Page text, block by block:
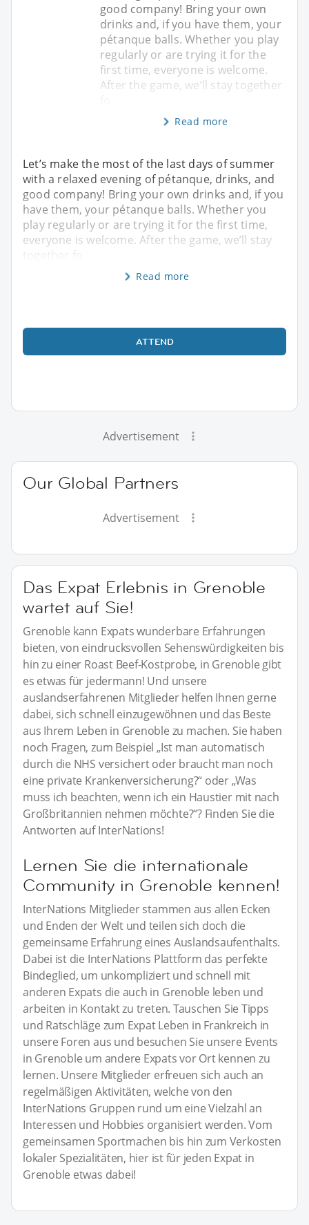
good company! Bring your own
drinks and, if you have them, your
pétanque balls. Whether you play
regularly or are trying it for the
first time, everyone is welcome.
After the game, we’ll stay together
Read more
Let’s make the most of the last days of summer
with a relaxed evening of pétanque, drinks, and
good company! Bring your own drinks and, if you
have them, your pétanque balls. Whether you
play regularly or are trying it for the first time,
everyone is welcome. After the game, we’ll stay
together fo
Read more
ATTEND
Advertisement
Our Global Partners
Advertisement
Das Expat Erlebnis in Grenoble
wartet auf Sie!
Grenoble kann Expats wunderbare Erfahrungen
bieten, von eindrucksvollen Sehenswürdigkeiten bis
hin zu einer Roast Beef-Kostprobe, in Grenoble gibt
es etwas für jedermann! Und unsere
auslandserfahrenen Mitglieder helfen Ihnen gerne
dabei, sich schnell einzugewöhnen und das Beste
aus Ihrem Leben in Grenoble zu machen. Sie haben
noch Fragen, zum Beispiel „Ist man automatisch
durch die NHS versichert oder braucht man noch
eine private Krankenversicherung?“ oder „Was
muss ich beachten, wenn ich ein Haustier mit nach
Großbritannien nehmen möchte?“? Finden Sie die
Antworten auf InterNations!
Lernen Sie die internationale
Community in Grenoble kennen!
InterNations Mitglieder stammen aus allen Ecken
und Enden der Welt und teilen sich doch die
gemeinsame Erfahrung eines Auslandsaufenthalts.
Dabei ist die InterNations Plattform das perfekte
Bindeglied, um unkompliziert und schnell mit
anderen Expats die auch in Grenoble leben und
arbeiten in Kontakt zu treten. Tauschen Sie Tipps
und Ratschläge zum Expat Leben in Frankreich in
unsere Foren aus und besuchen Sie unsere Events
in Grenoble um andere Expats vor Ort kennen zu
lernen. Unsere Mitglieder erfreuen sich auch an
regelmäßigen Aktivitäten, welche von den
InterNations Gruppen rund um eine Vielzahl an
Interessen und Hobbies organisiert werden. Vom
gemeinsamen Sportmachen bis hin zum Verkosten
lokaler Spezialitäten, hier ist für jeden Expat in
Grenoble etwas dabei!